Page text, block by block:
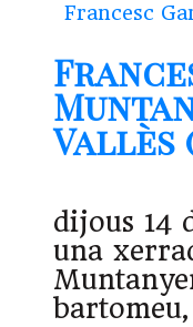
Francesc
Vallès
dijous 14
una